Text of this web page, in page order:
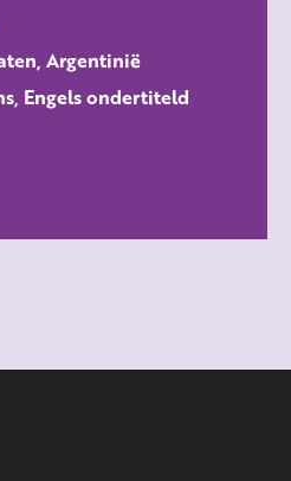
Argentinië
Engels ondertiteld